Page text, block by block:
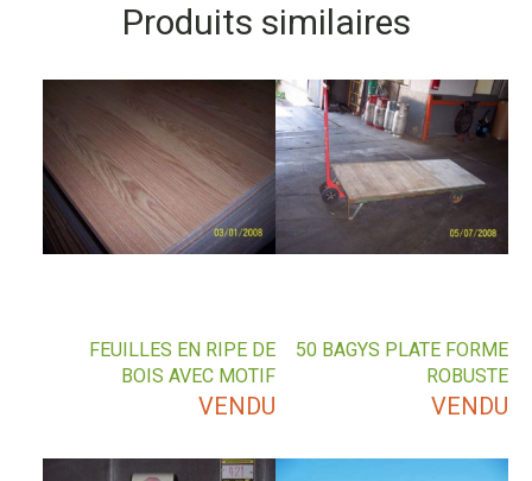
Produits similaires
50 BAGYS PLATE FORME
ROBUSTE
VENDU
FEUILLES EN RIPE DE
BOIS AVEC MOTIF
VENDU